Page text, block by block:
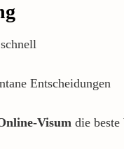
Entscheidungen
Visum die beste